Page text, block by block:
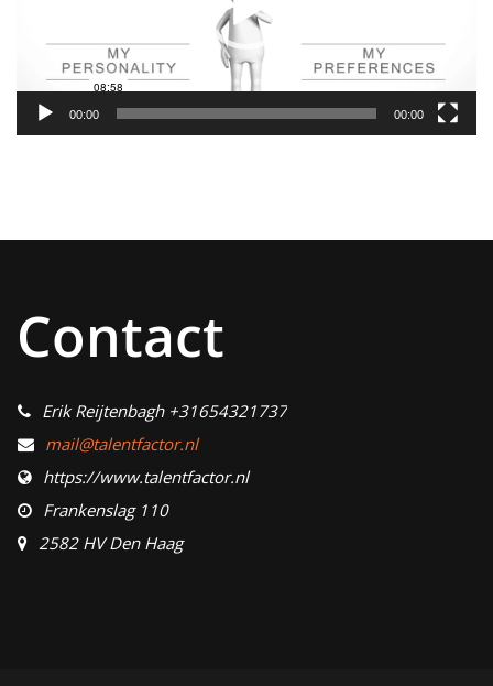
00:00 00:00
Contact
Erik Reijtenbagh +31654321737
mail@talentfactor.nl
https://www.talentfactor.nl
Frankenslag 110
2582 HV Den Haag